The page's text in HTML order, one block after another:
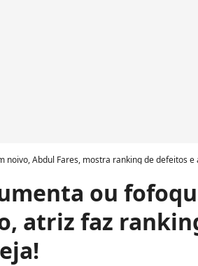
Fares, mostra ranking de defeitos e atriz revela se é
ou
atriz faz